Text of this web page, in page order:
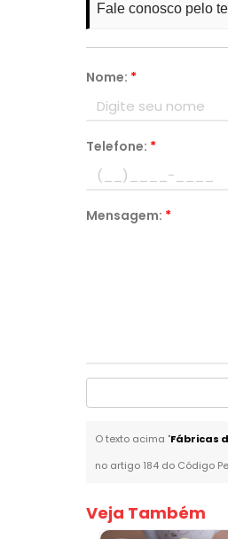
Fale conosco pelo
Nome: *
Telefone: *
Mensagem: *
O texto acima "Fábricas
no artigo 184 do Código
Veja Também